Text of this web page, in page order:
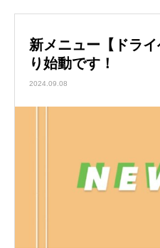
新メニュー【ドラ
り始動です！
2024.09.08